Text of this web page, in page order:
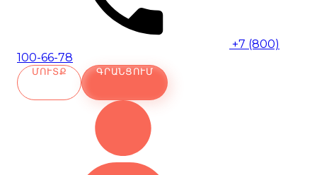
+7 (800)
100-66-78
ՄՈՒՏՔ ԳՐԱՆՑՈՒՄ